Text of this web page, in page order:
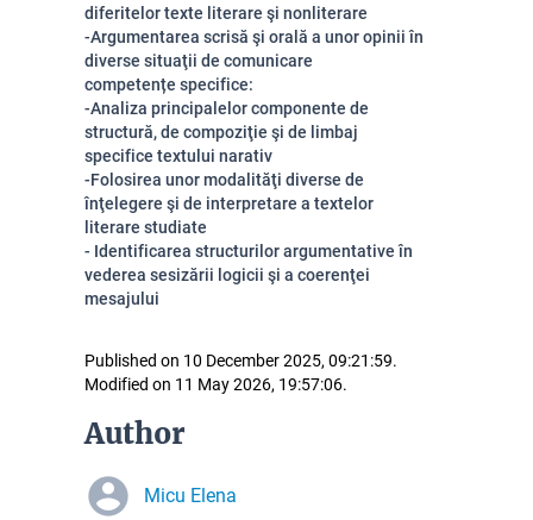
diferitelor texte literare şi nonliterare
-Argumentarea scrisă şi orală a unor opinii în
diverse situaţii de comunicare
competențe specifice:
-Analiza principalelor componente de
structură, de compoziţie şi de limbaj
specifice textului narativ
-Folosirea unor modalităţi diverse de
înţelegere şi de interpretare a textelor
literare studiate
- Identificarea structurilor argumentative în
vederea sesizării logicii şi a coerenţei
mesajului
Published on 10 December 2025, 09:21:59.
Modified on 11 May 2026, 19:57:06.
Author
Micu Elena